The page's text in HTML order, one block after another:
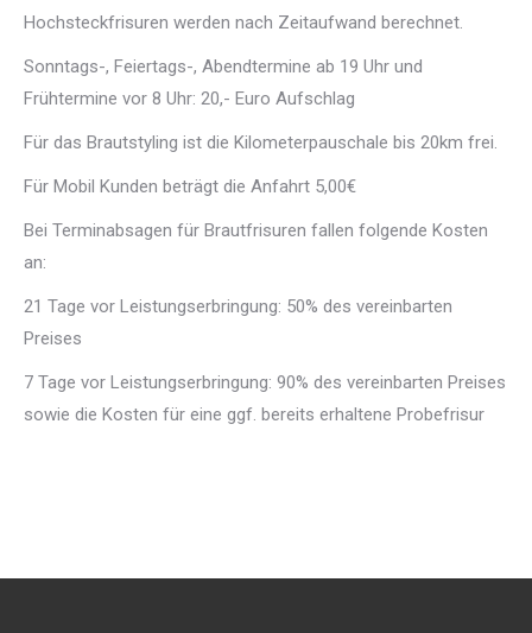
Hochsteckfrisuren werden nach Zeitaufwand berechnet.
Sonntags-, Feiertags-, Abendtermine ab 19 Uhr und
Frühtermine vor 8 Uhr: 20,- Euro Aufschlag
Für das Brautstyling ist die Kilometerpauschale bis 20km frei.
Für Mobil Kunden beträgt die Anfahrt 5,00€
Bei Terminabsagen für Brautfrisuren fallen folgende Kosten
an:
21 Tage vor Leistungserbringung: 50% des vereinbarten
Preises
7 Tage vor Leistungserbringung: 90% des vereinbarten Preises
sowie die Kosten für eine ggf. bereits erhaltene Probefrisur